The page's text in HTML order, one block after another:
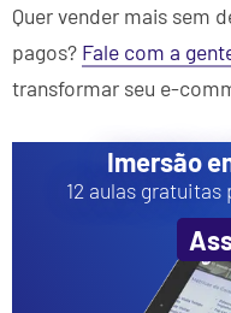
Quer vender mais sem
pagos? Fale com a
transformar seu e-
Imersão
12 aulas